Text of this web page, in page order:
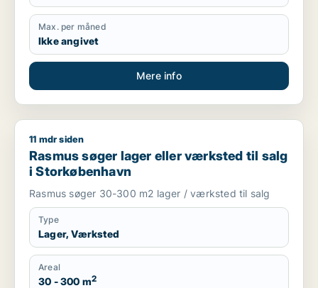
Max. per måned
Ikke angivet
Mere info
Rasmus søger lager eller værksted til salg i Storkøbenhavn
11 mdr siden
Rasmus søger lager eller værksted til salg
i Storkøbenhavn
Rasmus søger 30-300 m2 lager / værksted til salg
Type
Lager, Værksted
Areal
30 - 300 m2